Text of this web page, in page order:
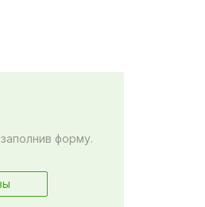
форму.